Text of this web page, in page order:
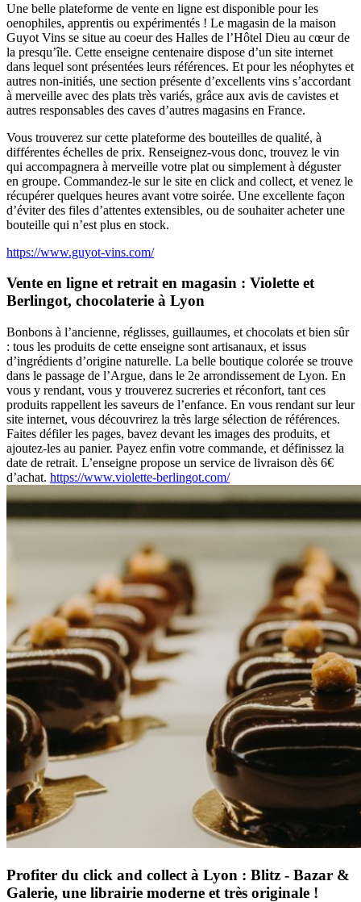
Une belle plateforme de vente en ligne est disponible pour les
oenophiles, apprentis ou expérimentés ! Le magasin de la maison
Guyot Vins se situe au coeur des Halles de l’Hôtel Dieu au cœur de
la presqu’île. Cette enseigne centenaire dispose d’un site internet
dans lequel sont présentées leurs références. Et pour les néophytes et
autres non-initiés, une section présente d’excellents vins s’accordant
à merveille avec des plats très variés, grâce aux avis de cavistes et
autres responsables des caves d’autres magasins en France.
Vous trouverez sur cette plateforme des bouteilles de qualité, à
différentes échelles de prix. Renseignez-vous donc, trouvez le vin
qui accompagnera à merveille votre plat ou simplement à déguster
en groupe. Commandez-le sur le site en click and collect, et venez le
récupérer quelques heures avant votre soirée. Une excellente façon
d’éviter des files d’attentes extensibles, ou de souhaiter acheter une
bouteille qui n’est plus en stock.
https://www.guyot-vins.com/
Vente en ligne et retrait en magasin : Violette et
Berlingot, chocolaterie à Lyon
Bonbons à l’ancienne, réglisses, guillaumes, et chocolats et bien sûr
: tous les produits de cette enseigne sont artisanaux, et issus
d’ingrédients d’origine naturelle. La belle boutique colorée se trouve
dans le passage de l’Argue, dans le 2e arrondissement de Lyon. En
vous y rendant, vous y trouverez sucreries et réconfort, tant ces
produits rappellent les saveurs de l’enfance. En vous rendant sur leur
site internet, vous découvrirez la très large sélection de références.
Faites défiler les pages, bavez devant les images des produits, et
ajoutez-les au panier. Payez enfin votre commande, et définissez la
date de retrait. L’enseigne propose un service de livraison dès 6€
d’achat. https://www.violette-berlingot.com/
Profiter du click and collect à Lyon : Blitz - Bazar &
Galerie, une librairie moderne et très originale !